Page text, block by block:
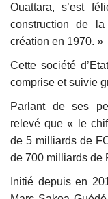
Ouattara, s’est
construction de
création en 1970. »
Cette société
comprise et suivie
Parlant de ses
relevé que « le
de 5 milliards de
de 700 milliards de
Initié depuis en